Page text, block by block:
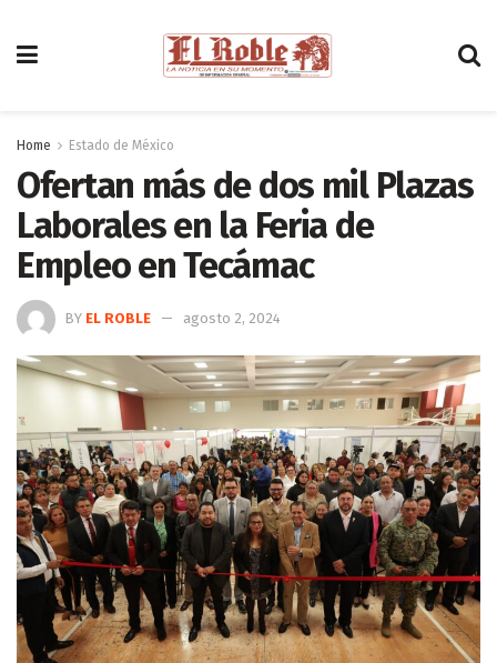
Home Estado de México
Ofertan más de dos mil Plazas
Laborales en la Feria de
Empleo en Tecámac
BY EL ROBLE agosto 2, 2024